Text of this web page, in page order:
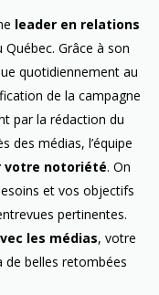
leader en relations
Grâce à son
quotidiennement au
de la campagne
par la rédaction du
des médias, l’équipe
votre notoriété. On
et vos objectifs
pertinentes.
les médias, votre
de belles retombées